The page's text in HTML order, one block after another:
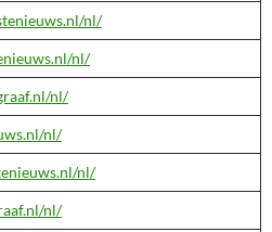
nl/
nl/
nl/
nl/
nl/
nl/